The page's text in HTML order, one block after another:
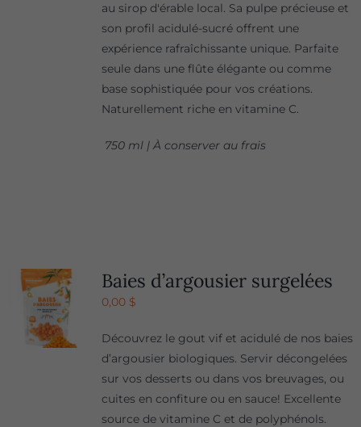
au sirop d'érable local. Sa pulpe précieuse et
son profil acidulé-sucré offrent une
expérience rafraîchissante unique. Parfaite
seule dans une flûte élégante ou comme
base sophistiquée pour vos créations.
Naturellement riche en vitamine C.
750 ml | À conserver au frais
Baies d’argousier surgelées
0,00 $
Découvrez le gout vif et acidulé de nos baies
d’argousier biologiques. Servir décongelées
sur vos desserts ou dans vos breuvages, ou
cuites en confiture ou en sauce! Excellente
source de vitamine C et de polyphénols.